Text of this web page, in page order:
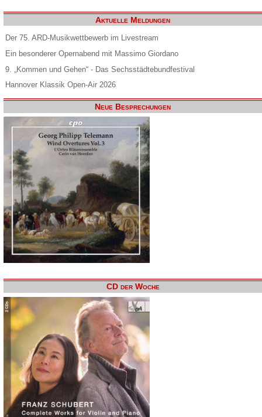
Aktuelle Meldungen
Der 75. ARD-Musikwettbewerb im Livestream
Ein besonderer Opernabend mit Massimo Giordano
9. „Kommen und Gehen“ - Das Sechsstädtebundfestival
Hannover Klassik Open-Air 2026
Neue Besprechungen
CD der Woche